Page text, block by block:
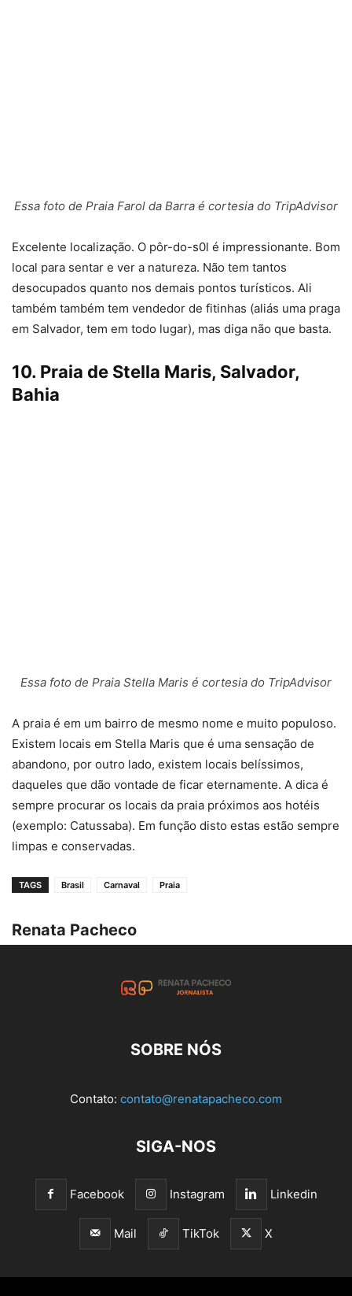
Essa foto de Praia Farol da Barra é cortesia do TripAdvisor
Excelente localização. O pôr-do-s0l é impressionante. Bom
local para sentar e ver a natureza. Não tem tantos
desocupados quanto nos demais pontos turísticos. Ali
também também tem vendedor de fitinhas (aliás uma praga
em Salvador, tem em todo lugar), mas diga não que basta.
10. Praia de Stella Maris, Salvador,
Bahia
Essa foto de Praia Stella Maris é cortesia do TripAdvisor
A praia é em um bairro de mesmo nome e muito populoso.
Existem locais em Stella Maris que é uma sensação de
abandono, por outro lado, existem locais belíssimos,
daqueles que dão vontade de ficar eternamente. A dica é
sempre procurar os locais da praia próximos aos hotéis
(exemplo: Catussaba). Em função disto estas estão sempre
limpas e conservadas.
TAGS Brasil Carnaval Praia
Renata Pacheco
SOBRE NÓS
Contato: contato@renatapacheco.com
SIGA-NOS
Facebook Instagram Linkedin
Mail TikTok X